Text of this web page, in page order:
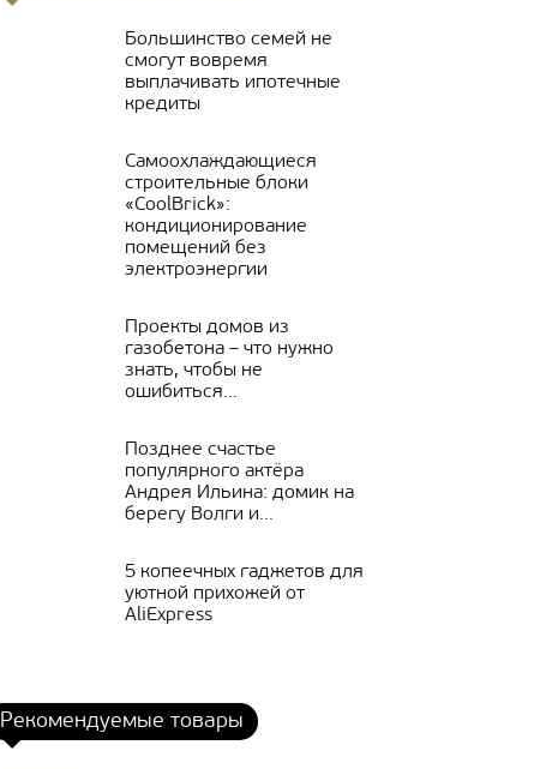
Большинство семей не
смогут вовремя
выплачивать ипотечные
кредиты
Самоохлаждающиеся
строительные блоки
«CoolBrick»:
кондиционирование
помещений без
электроэнергии
Проекты домов из
газобетона – что нужно
знать, чтобы не
ошибиться...
Позднее счастье
популярного актёра
Андрея Ильина: домик на
берегу Волги и...
5 копеечных гаджетов для
уютной прихожей от
AliExpress
Рекомендуемые товары